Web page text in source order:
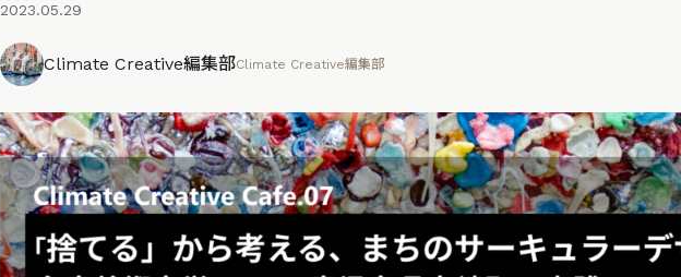
2023.05.29
Climate Creative編集部Climate Creative編集部